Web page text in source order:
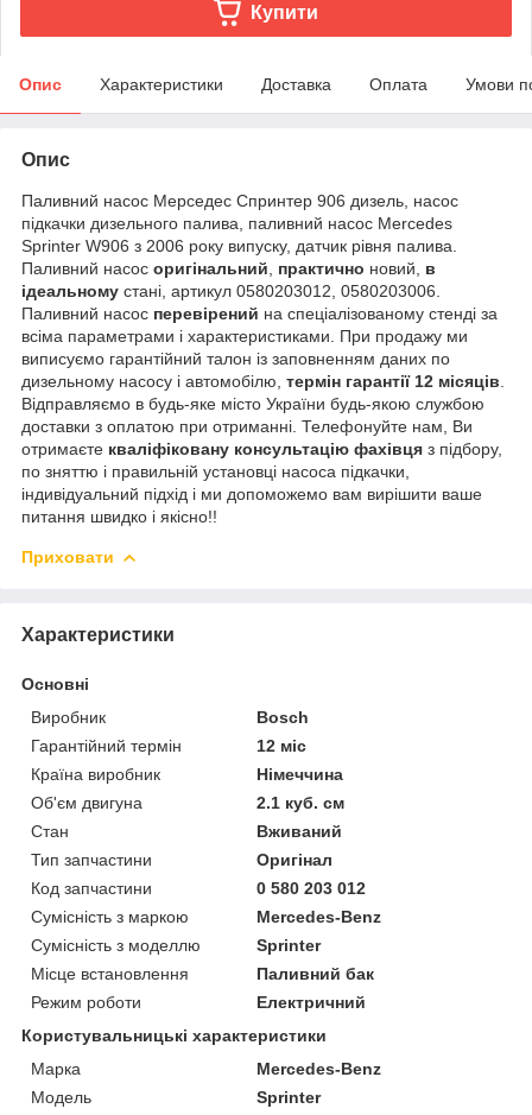
Купити
Опис Характеристики Доставка Оплата Умови
Опис
Паливний насос Мерседес Спринтер 906 дизель, насос
підкачки дизельного палива, паливний насос Mercedes
Sprinter W906 з 2006 року випуску, датчик рівня палива.
Паливний насос оригінальний практично новий, в
ідеальному стані, артикул 0580203012, 0580203006.
Паливний насос перевірений на спеціалізованому стенді за
всіма параметрами і характеристиками. При продажу ми
виписуємо гарантійний талон із заповненням даних по
дизельному насосу і автомобілю, термін гарантії 12 місяців
Відправляємо в будь-яке місто України будь-якою службою
доставки з оплатою при отриманні. Телефонуйте нам, Ви
отримаєте кваліфіковану консультацію фахівця з підбору,
по зняттю і правильній установці насоса підкачки,
індивідуальний підхід і ми допоможемо вам вирішити ваше
питання швидко і якісно!!
Приховати
Характеристики
Основні
Виробник
Bosch
Гарантійний термін
12 міс
Країна виробник
Німеччина
Об'єм двигуна
2.1 куб. см
Стан
Вживаний
Тип запчастини
Оригінал
Код запчастини
0 580 203 012
Сумісність з маркою
Mercedes-Benz
Сумісність з моделлю
Sprinter
Місце встановлення
Паливний бак
Режим роботи
Електричний
Користувальницькі характеристики
Марка
Mercedes-Benz
Модель
Sprinter